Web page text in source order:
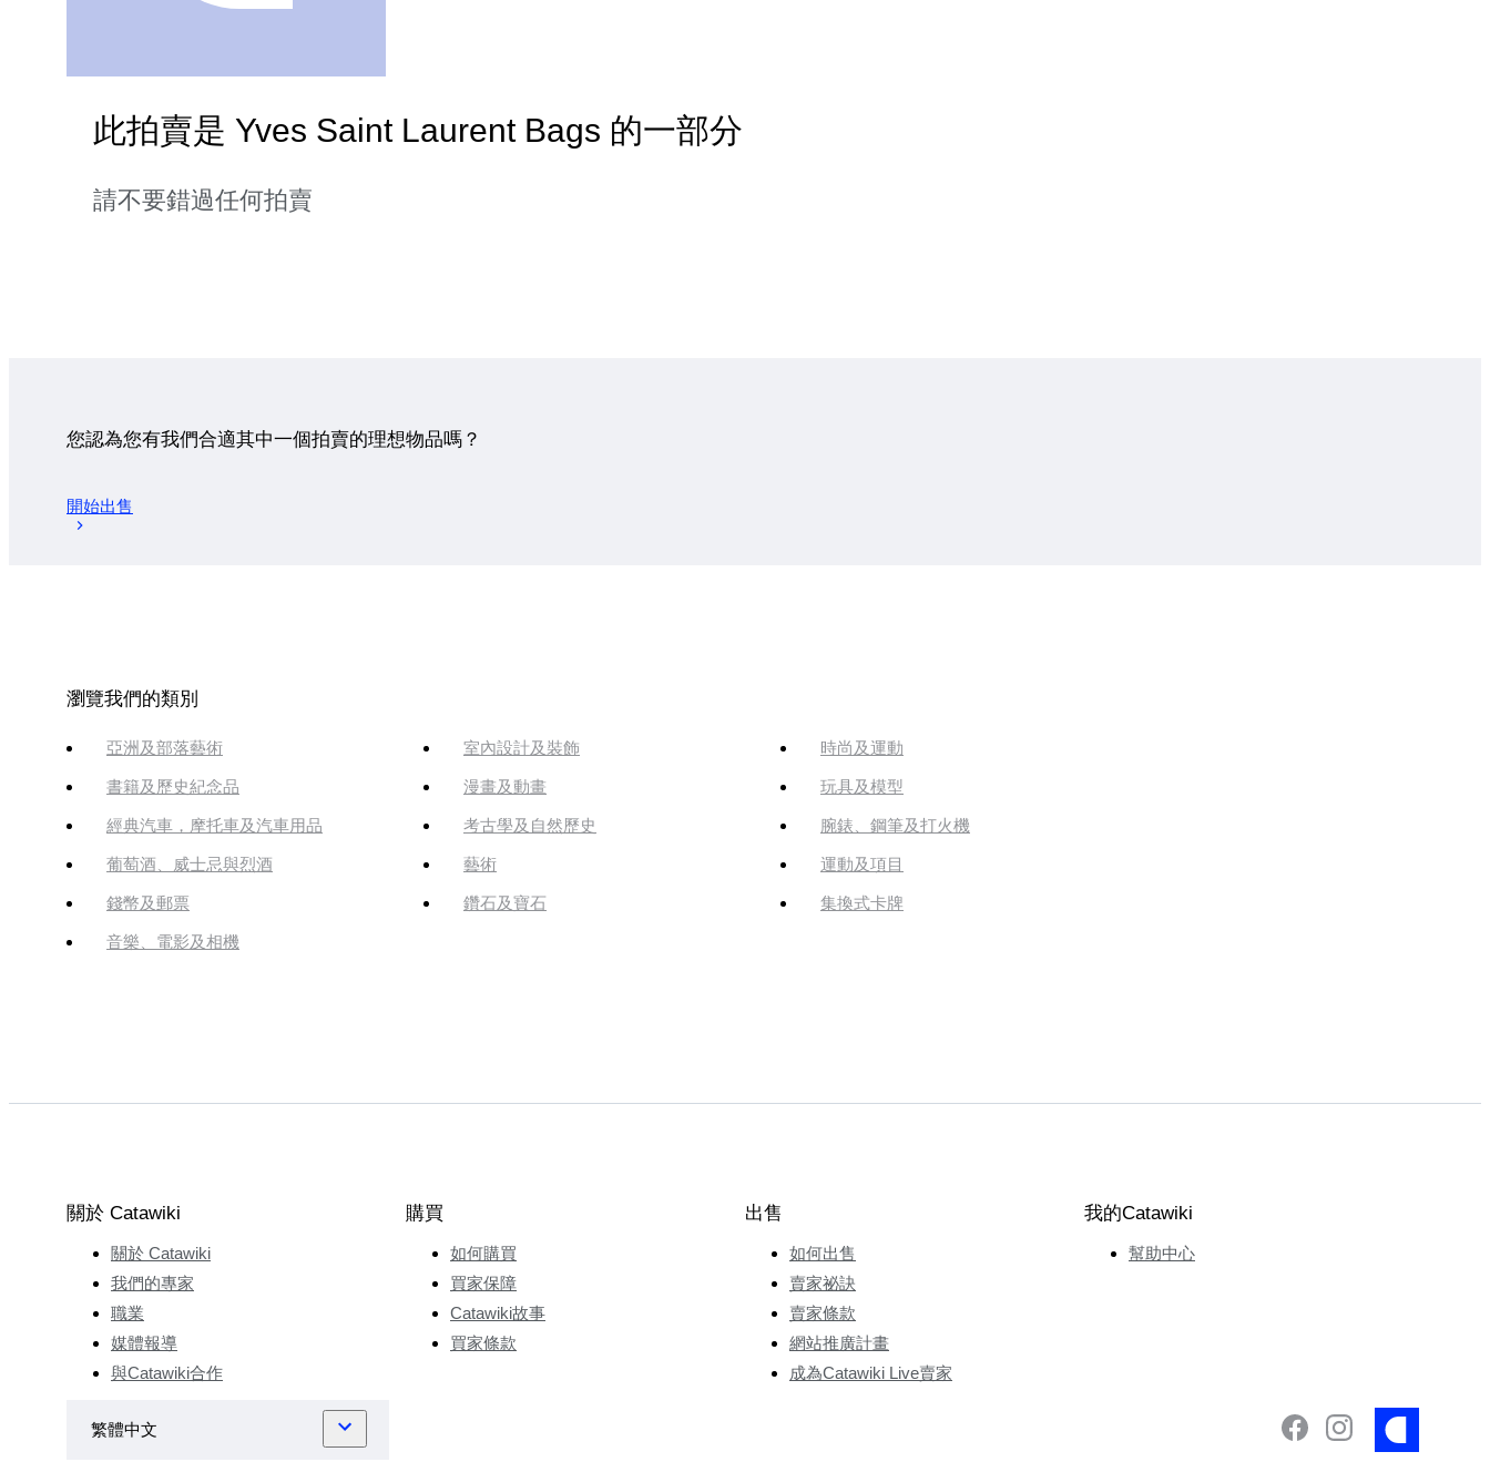
此拍賣是 Yves Saint Laurent Bags 的一部分
請不要錯過任何拍賣
您認為您有我們合適其中一個拍賣的理想物品嗎？
開始出售
瀏覽我們的類別
亞洲及部落藝術 室內設計及裝飾 時尚及運動
書籍及歷史紀念品 漫畫及動畫 玩具及模型
經典汽車，摩托車及汽車用品 考古學及自然歷史 腕錶、鋼筆及打火機
葡萄酒、威士忌與烈酒 藝術 運動及項目
錢幣及郵票 鑽石及寶石 集換式卡牌
音樂、電影及相機
關於 Catawiki
關於 Catawiki
我們的專家
職業
媒體報導
與Catawiki合作
購買
如何購買
買家保障
Catawiki故事
買家條款
出售
如何出售
賣家祕訣
賣家條款
網站推廣計畫
成為Catawiki Live賣家
我的Catawiki
幫助中心